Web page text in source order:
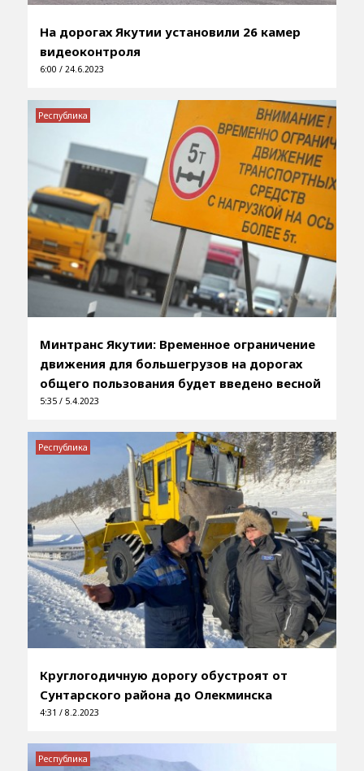
На дорогах Якутии установили 26 камер
видеоконтроля
6:00 / 24.6.2023
Минтранс Якутии: Временное ограничение
движения для большегрузов на дорогах
общего пользования будет введено весной
5:35 / 5.4.2023
Республика
Круглогодичную дорогу обустроят от
Сунтарского района до Олекминска
4:31 / 8.2.2023
Республика
Республика